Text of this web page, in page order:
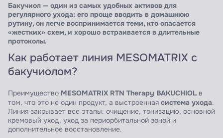
Бакучиол — один из самых удобных активов для
регулярного ухода: его проще вводить в домашнюю
рутину, он легче воспринимается теми, кто опасается
«жестких» схем, и хорошо встраивается в длительные
протоколы.
Как работает линия MESOMATRIX с
бакучиолом?
Преимущество MESOMATRIX RTN Therapy BAKUCHIOL в
том, что это не один продукт, а выстроенная система ухода.
Линия закрывает все этапы: очищение, тонизацию, основной
кремовый уход, уход за периорбитальной зоной и
дополнительное восстановление.